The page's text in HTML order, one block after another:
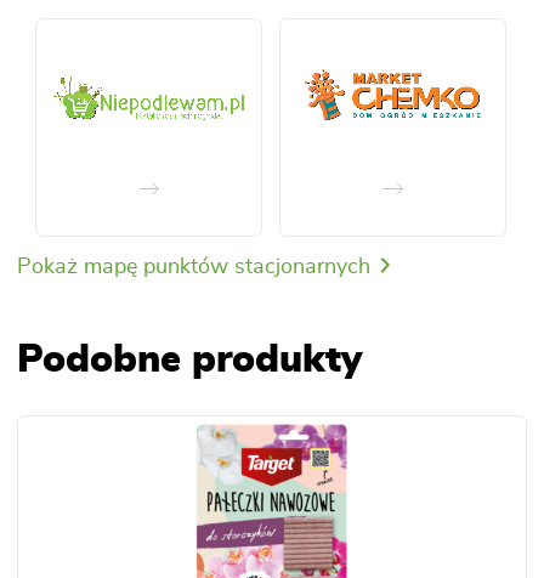
Pokaż mapę punktów stacjonarnych
Podobne produkty